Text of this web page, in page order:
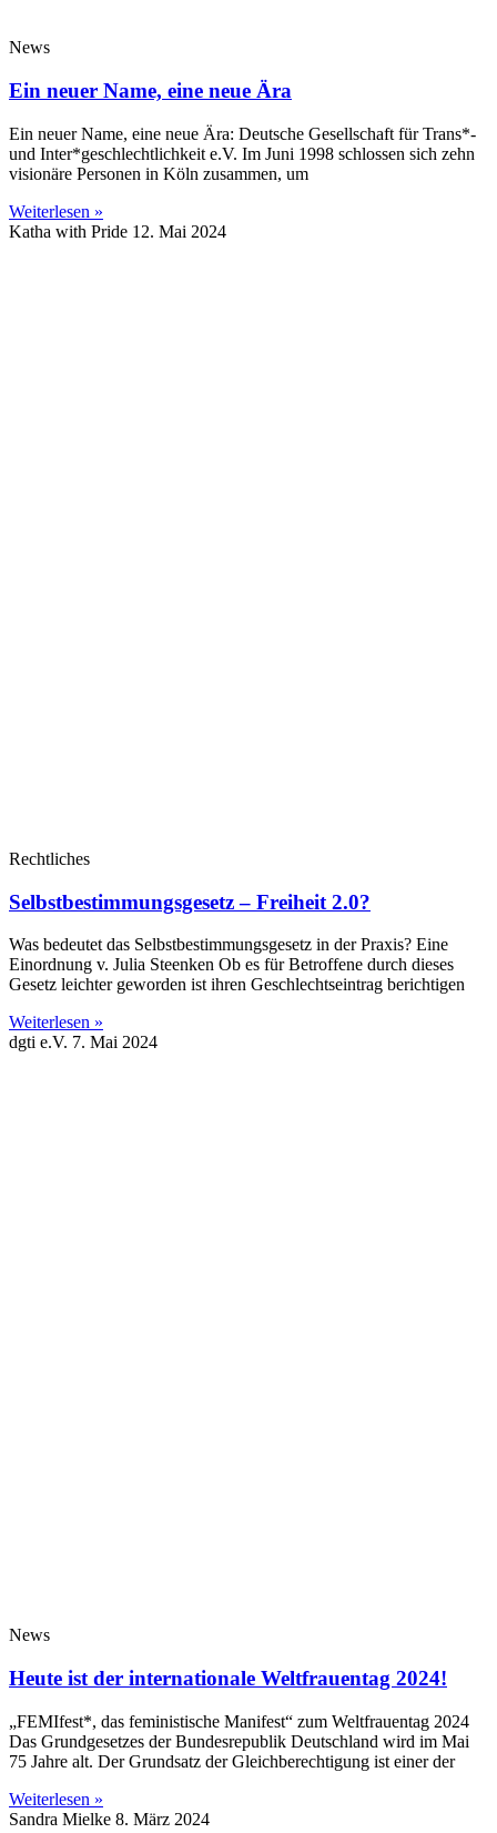
News
Ein neuer Name, eine neue Ära
Ein neuer Name, eine neue Ära: Deutsche Gesellschaft für Trans*-
und Inter*geschlechtlichkeit e.V. Im Juni 1998 schlossen sich zehn
visionäre Personen in Köln zusammen, um
Weiterlesen »
Katha with Pride 12. Mai 2024
Rechtliches
Selbstbestimmungsgesetz – Freiheit 2.0?
Was bedeutet das Selbstbestimmungsgesetz in der Praxis? Eine
Einordnung v. Julia Steenken Ob es für Betroffene durch dieses
Gesetz leichter geworden ist ihren Geschlechtseintrag berichtigen
Weiterlesen »
dgti e.V. 7. Mai 2024
News
Heute ist der internationale Weltfrauentag 2024!
„FEMIfest*, das feministische Manifest“ zum Weltfrauentag 2024
Das Grundgesetzes der Bundesrepublik Deutschland wird im Mai
75 Jahre alt. Der Grundsatz der Gleichberechtigung ist einer der
Weiterlesen »
Sandra Mielke 8. März 2024